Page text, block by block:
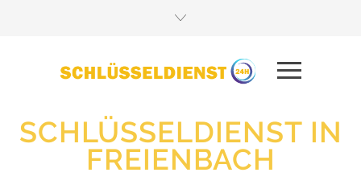
SCHLÜSSELDIENST IN
FREIENBACH